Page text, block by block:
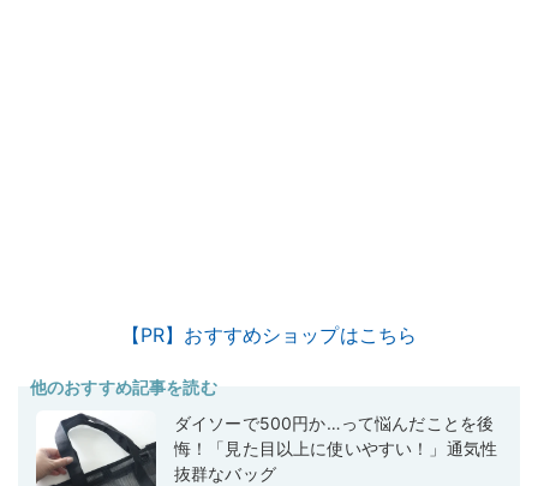
【PR】おすすめショップはこちら
他のおすすめ記事を読む
ダイソーで500円か…って悩んだことを後
悔！「見た目以上に使いやすい！」通気性
抜群なバッグ